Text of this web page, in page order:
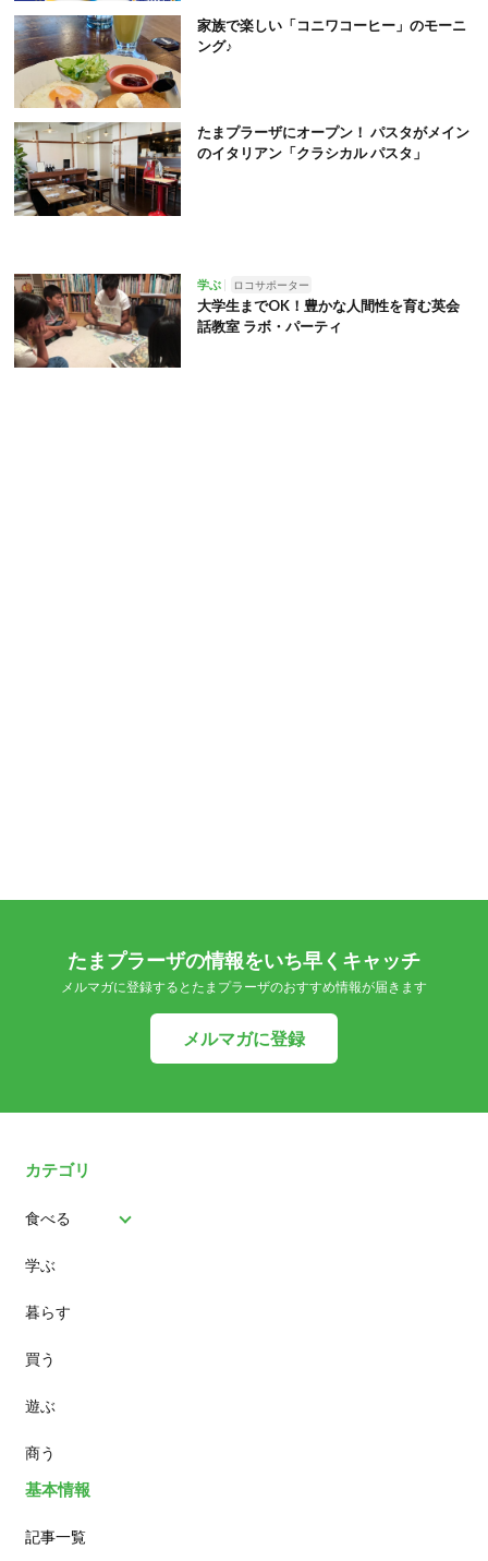
家族で楽しい「コニワコーヒー」のモーニ
ング♪
たまプラーザにオープン！ パスタがメイン
のイタリアン「クラシカル パスタ」
学ぶ ロコサポーター
大学生までOK！豊かな人間性を育む英会
話教室 ラボ・パーティ
たまプラーザの情報をいち早くキャッチ
メルマガに登録するとたまプラーザのおすすめ情報が届きます
メルマガに登録
カテゴリ
食べる
パン
スイーツ
ランチ
カフェ
学ぶ
暮らす
買う
遊ぶ
商う
基本情報
記事一覧